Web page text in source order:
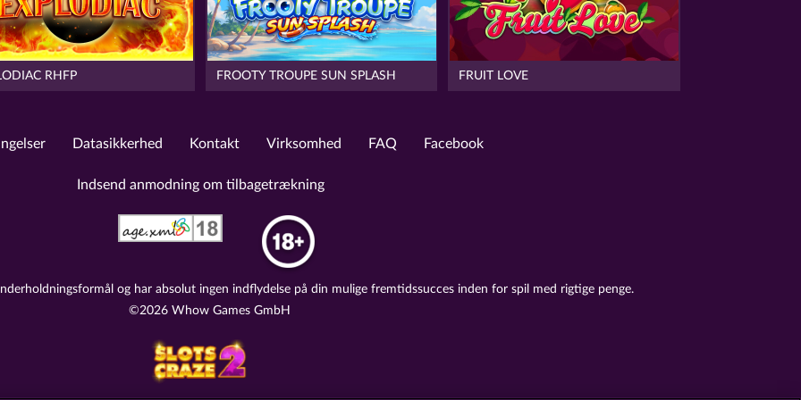
RHFP FROOTY TROUPE SUN SPLASH FRUIT LOVE
Datasikkerhed Kontakt Virksomhed FAQ Facebook
Indsend anmodning om tilbagetrækning
og har absolut ingen indflydelse på din mulige fremtidssucces inden for spil med rigtige penge.
©2026 Whow Games GmbH